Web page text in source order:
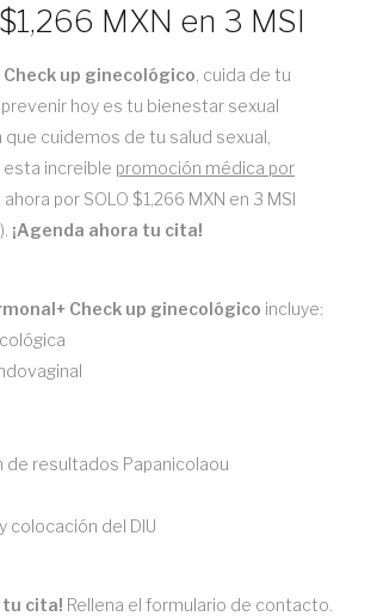
$1,266 MXN en 3 MSI
Check up ginecológico , cuida de tu
hoy es tu bienestar sexual
que cuidemos de tu salud sexual,
increible promoción médica por
, ahora por SOLO $1,266 MXN en 3 MSI
¡Agenda ahora tu cita!
Check up ginecológico incluye:
de resultados Papanicolaou
colocación del DIU
tu cita! Rellena el formulario de contacto.